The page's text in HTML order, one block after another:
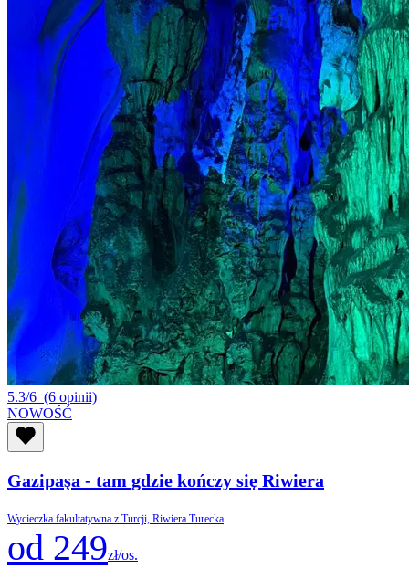
5.3/6 (6 opinii)
NOWOŚĆ
Gazipaşa - tam gdzie kończy się Riwiera
Wycieczka fakultatywna z Turcji, Riwiera Turecka
od 249zł/os.